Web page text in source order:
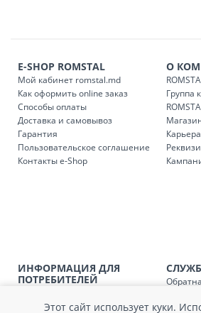
E-SHOP ROMSTAL
Мой кабинет romstal.md
Как оформить online заказ
Способы оплаты
Доставка и самовывоз
Гарантия
Пользовательское соглашение
Контакты e-Shop
О
Группа
ИНФОРМАЦИЯ ДЛЯ
ПОТРЕБИТЕЛЕЙ
потребителей
Нам не
Этот сайт использует куки.